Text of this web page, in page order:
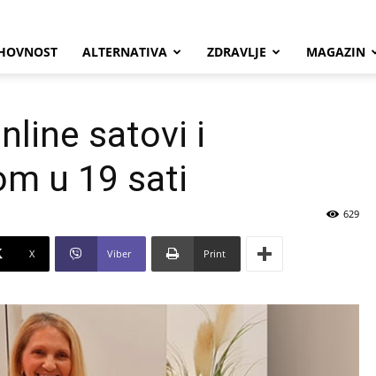
ALTERNATIVA ZDRAVLJE MAGAZIN
satovi i
u 19 sati
629
X Viber Print